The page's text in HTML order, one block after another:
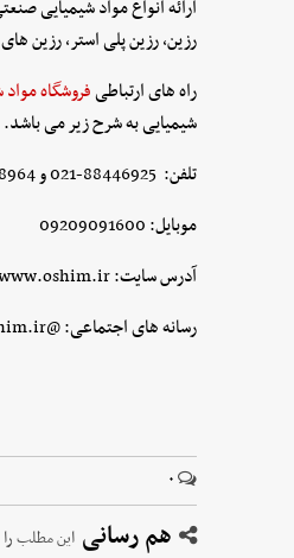
ارائه انواع مواد شیمیایی
رزین, رزین پلی استر, رزین
راه های ارتباطیفروشگاه
شیمیایی به شرح زیر می باشد.
تلفن: 88446925-021 و 88428964-021
موبایل: 09209091600
آدرس سایت: www.oshim.ir
رسانه های اجتماعی: @oshim.ir
۰
هم رسانی این مطلب